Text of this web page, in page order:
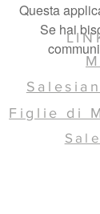
Questa
Se hai
Figlie di